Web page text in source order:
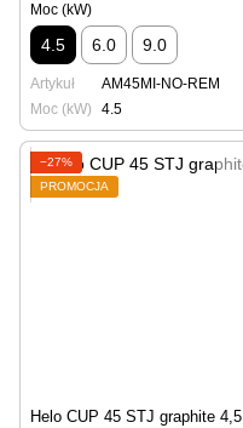
Moc (kW)
4.5 6.0 9.0
Artykuł
AM45MI-NO-REM
Moc (kW)
4.5
−27%
PROMOCJA
Helo CUP 45 STJ graphite 4,5